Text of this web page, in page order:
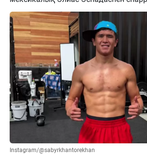
Instagram/@sabyrkhantorekhan